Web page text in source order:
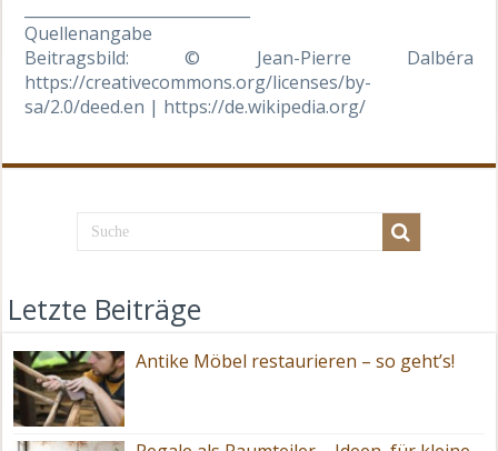
Quellenangabe
Beitragsbild: © Jean-Pierre Dalbéra
https://creativecommons.org/licenses/by-
sa/2.0/deed.en | https://de.wikipedia.org/
Letzte Beiträge
Antike Möbel restaurieren – so geht’s!